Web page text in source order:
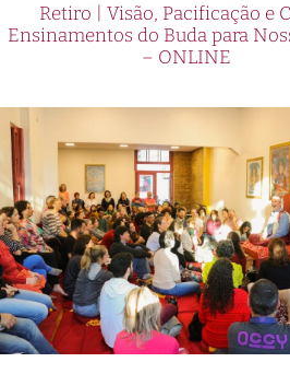
Retiro | Visão, Pacificação e
Ensinamentos do Buda para
– ONLINE